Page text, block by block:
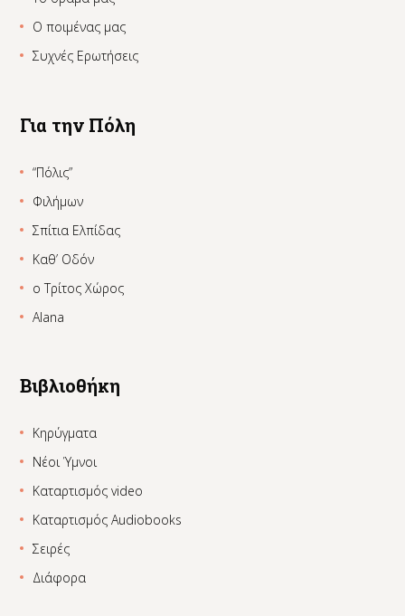
Ο ποιμένας μας
Συχνές Ερωτήσεις
Για την Πόλη
“Πόλις”
Φιλήμων
Σπίτια Ελπίδας
Καθ’ Οδόν
ο Τρίτος Χώρος
Alana
Βιβλιοθήκη
Κηρύγματα
Νέοι Ύμνοι
Καταρτισμός video
Καταρτισμός Audiobooks
Σειρές
Διάφορα